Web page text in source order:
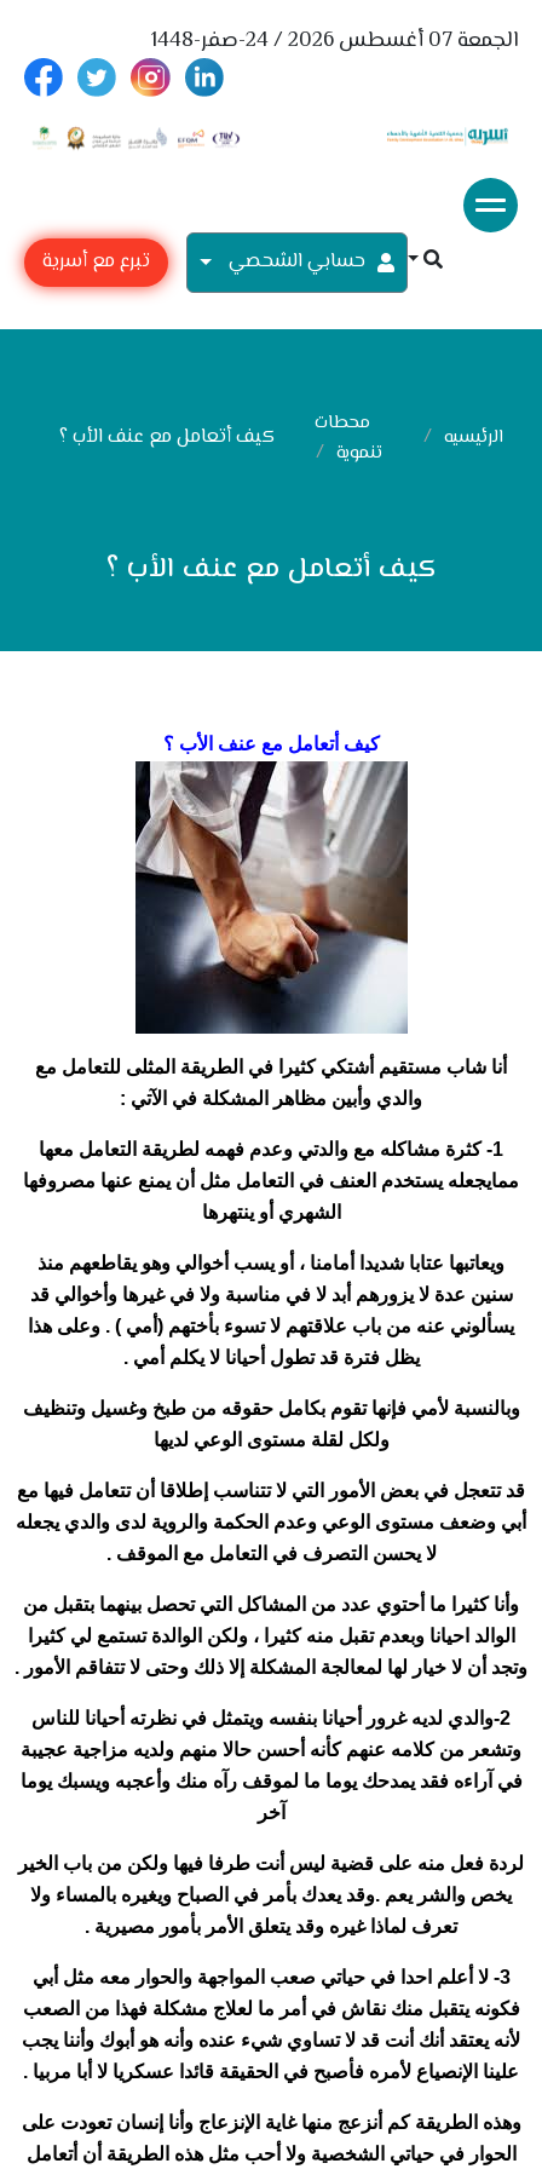
الجمعة 07 أغسطس 2026 / 24-صفر-1448
حسابي الشحصي تبرع مع أسرية
الرئيسيه
محطات
تنموية
كيف أتعامل مع عنف الأب ؟
كيف أتعامل مع عنف الأب ؟
كيف أتعامل مع عنف الأب ؟
أنا شاب مستقيم أشتكي كثيرا في الطريقة المثلى للتعامل مع
والدي وأبين مظاهر المشكلة في الآتي :
1- كثرة مشاكله مع والدتي وعدم فهمه لطريقة التعامل معها
ممايجعله يستخدم العنف في التعامل مثل أن يمنع عنها مصروفها
الشهري أو ينتهرها
ويعاتبها عتابا شديدا أمامنا ، أو يسب أخوالي وهو يقاطعهم منذ
سنين عدة لا يزورهم أبد لا في مناسبة ولا في غيرها وأخوالي قد
يسألوني عنه من باب علاقتهم لا تسوء بأختهم (أمي ) . وعلى هذا
يظل فترة قد تطول أحيانا لا يكلم أمي .
وبالنسبة لأمي فإنها تقوم بكامل حقوقه من طبخ وغسيل وتنظيف
ولكل لقلة مستوى الوعي لديها
قد تتعجل في بعض الأمور التي لا تتناسب إطلاقا أن تتعامل فيها مع
أبي وضعف مستوى الوعي وعدم الحكمة والروية لدى والدي يجعله
لا يحسن التصرف في التعامل مع الموقف .
وأنا كثيرا ما أحتوي عدد من المشاكل التي تحصل بينهما بتقبل من
الوالد احيانا وبعدم تقبل منه كثيرا ، ولكن الوالدة تستمع لي كثيرا
وتجد أن لا خيار لها لمعالجة المشكلة إلا ذلك وحتى لا تتفاقم الأمور .
2-والدي لديه غرور أحيانا بنفسه ويتمثل في نظرته أحيانا للناس
وتشعر من كلامه عنهم كأنه أحسن حالا منهم ولديه مزاجية عجيبة
في آراءه فقد يمدحك يوما ما لموقف رآه منك وأعجبه ويسبك يوما
آخر
لردة فعل منه على قضية ليس أنت طرفا فيها ولكن من باب الخير
يخص والشر يعم .وقد يعدك بأمر في الصباح ويغيره بالمساء ولا
تعرف لماذا غيره وقد يتعلق الأمر بأمور مصيرية .
3- لا أعلم احدا في حياتي صعب المواجهة والحوار معه مثل أبي
فكونه يتقبل منك نقاش في أمر ما لعلاج مشكلة فهذا من الصعب
لأنه يعتقد أنك أنت قد لا تساوي شيء عنده وأنه هو أبوك وأننا يجب
علينا الإنصياع لأمره فأصبح في الحقيقة قائدا عسكريا لا أبا مربيا .
وهذه الطريقة كم أنزعج منها غاية الإنزعاج وأنا إنسان تعودت على
الحوار في حياتي الشخصية ولا أحب مثل هذه الطريقة أن أتعامل